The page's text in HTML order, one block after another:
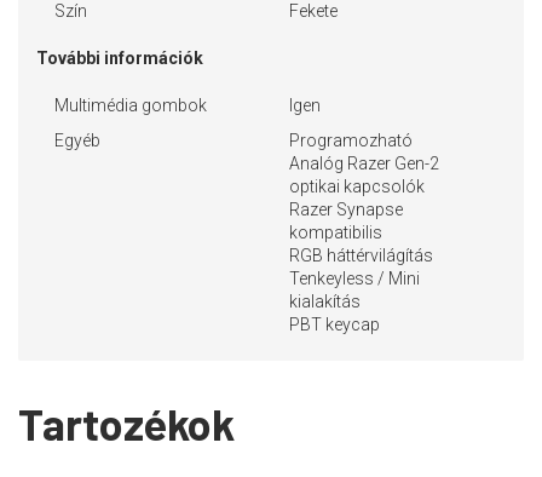
Szín Fekete
További információk
Multimédia gombok
Igen
Egyéb
Programozható
Analóg Razer Gen-2
optikai kapcsolók
Razer Synapse
kompatibilis
RGB háttérvilágítás
Tenkeyless / Mini
kialakítás
PBT keycap
Tartozékok